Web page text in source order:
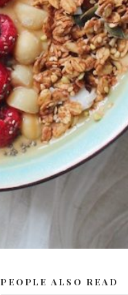
PEOPLE ALSO READ